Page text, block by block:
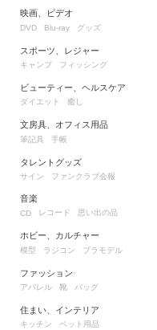
映画、ビデオ
DVD Blu-ray グッズ
スポーツ、レジャー
キャンプ フィッシング
ビューティー、ヘルスケア
ダイエット 癒し
文房具、オフィス用品
筆記具 手帳
タレントグッズ
サイン ファンクラブ会報
音楽
CD レコード 思い出の品
ホビー、カルチャー
模型 ラジコン プラモデル
ファッション
アパレル 靴 バッグ
住まい、インテリア
キッチン ペット用品